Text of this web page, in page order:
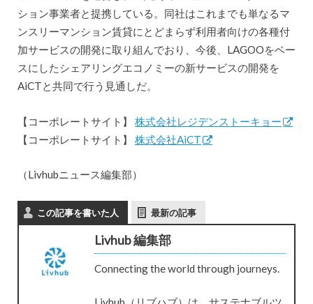
ション事業者と提携している。同社はこれまでも単なるマ
ンスリーマンション賃貸にとどまらず利用者向けの各種付
加サービスの開発に取り組んでおり、今後、LAGOOをベー
スにしたシェアリングエコノミーの新サービスの開発を
AiCTと共同で行う見通しだ。
【コーポレートサイト】 株式会社レジデンストーキョー
【コーポレートサイト】 株式会社AiCT
（Livhubニュース編集部）
この記事を書いた人 最新の記事
Livhub 編集部
Connecting the world through journeys.